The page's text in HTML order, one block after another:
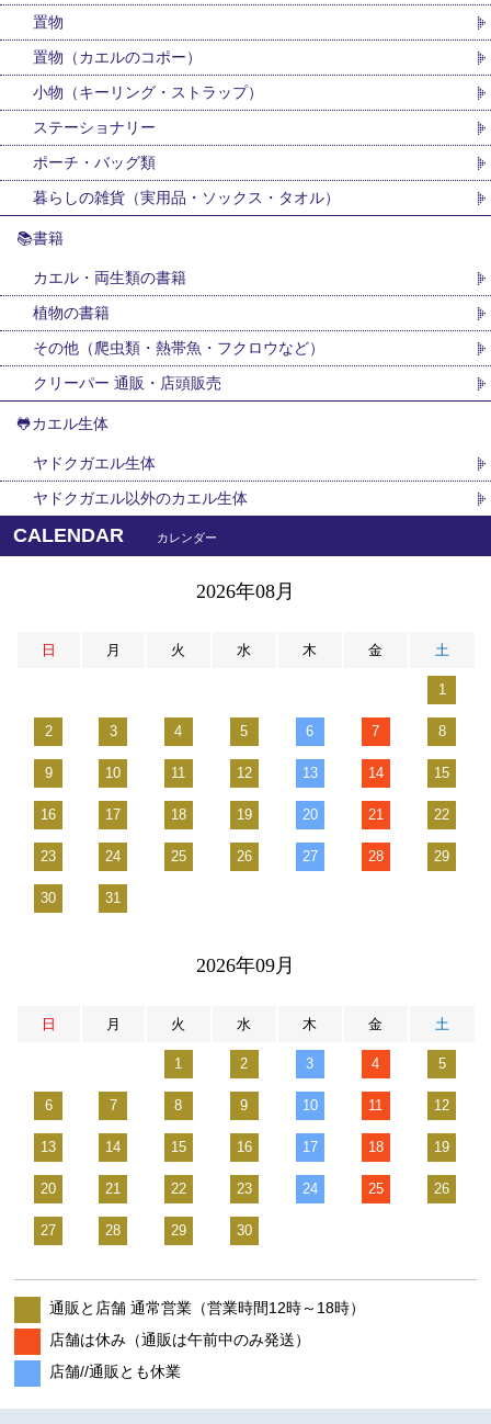
置物
置物（カエルのコポー）
小物（キーリング・ストラップ）
ステーショナリー
ポーチ・バッグ類
暮らしの雑貨（実用品・ソックス・タオル）
📚書籍
カエル・両生類の書籍
植物の書籍
その他（爬虫類・熱帯魚・フクロウなど）
クリーパー 通販・店頭販売
🐸カエル生体
ヤドクガエル生体
ヤドクガエル以外のカエル生体
CALENDAR カレンダー
2026年08月
日 月 火 水 木 金 土
1
2 3 4 5 6 7 8
9 10 11 12 13 14 15
16 17 18 19 20 21 22
23 24 25 26 27 28 29
30 31
2026年09月
日 月 火 水 木 金 土
1 2 3 4 5
6 7 8 9 10 11 12
13 14 15 16 17 18 19
20 21 22 23 24 25 26
27 28 29 30
通販と店舗 通常営業（営業時間12時～18時）
店舗は休み（通販は午前中のみ発送）
店舗//通販とも休業